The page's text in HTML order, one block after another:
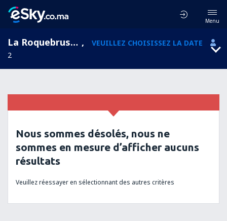
Menu
La Roquebrussanne, Provence-Alpes-Côte d'Azur, France ,
VEUILLEZ CHOISISSEZ LA DATE
2
Nous sommes désolés, nous ne
sommes en mesure d’afficher aucuns
résultats
Veuillez réessayer en sélectionnant des autres critères